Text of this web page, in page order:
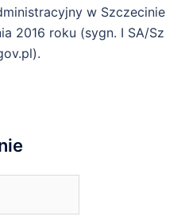
w Szczecinie
2016 roku (sygn. I SA/Sz